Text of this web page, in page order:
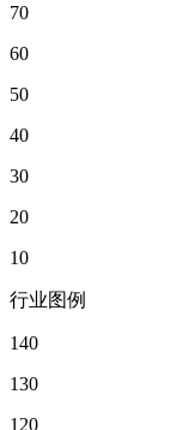
70
60
50
40
30
20
10
行业图例
140
130
120